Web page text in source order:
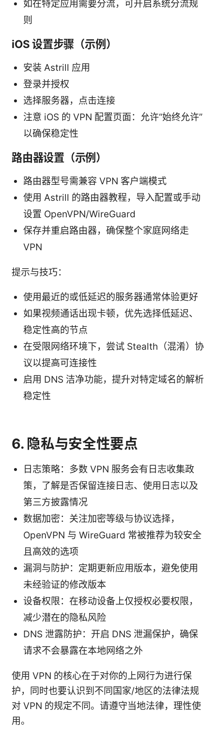
如在特定应用需要分流，可开启系统分流规
则
iOS 设置步骤（示例）
安装 Astrill 应用
登录并授权
选择服务器，点击连接
注意 iOS 的 VPN 配置页面：允许“始终允许”
以确保稳定性
路由器设置（示例）
路由器型号需兼容 VPN 客户端模式
使用 Astrill 的路由器教程，导入配置或手动
设置 OpenVPN/WireGuard
保存并重启路由器，确保整个家庭网络走
VPN
提示与技巧：
使用最近的或低延迟的服务器通常体验更好
如果视频通话出现卡顿，优先选择低延迟、
稳定性高的节点
在受限网络环境下，尝试 Stealth（混淆）协
议以提高可连接性
启用 DNS 洁净功能，提升对特定域名的解析
稳定性
6. 隐私与安全性要点
日志策略：多数 VPN 服务会有日志收集政
策，了解是否保留连接日志、使用日志以及
第三方披露情况
数据加密：关注加密等级与协议选择，
OpenVPN 与 WireGuard 常被推荐为较安全
且高效的选项
漏洞与防护：定期更新应用版本，避免使用
未经验证的修改版本
设备权限：在移动设备上仅授权必要权限，
减少潜在的隐私风险
DNS 泄露防护：开启 DNS 泄漏保护，确保
请求不会暴露在本地网络之外
使用 VPN 的核心在于对你的上网行为进行保
护，同时也要认识到不同国家/地区的法律法规
对 VPN 的规定不同。请遵守当地法律，理性使
用。